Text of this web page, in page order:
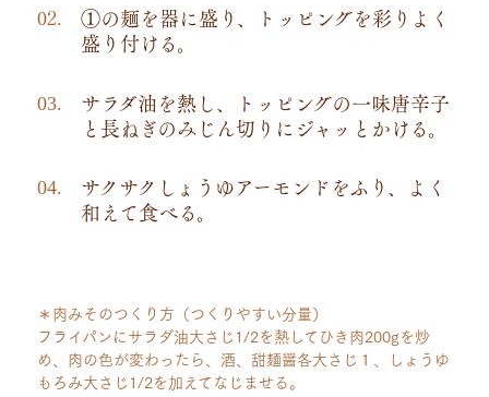
①の麺を器に盛り、トッピングを彩りよく
盛り付ける。
サラダ油を熱し、トッピングの一味唐辛子
と長ねぎのみじん切りにジャッとかける。
サクサクしょうゆアーモンドをふり、よく
和えて食べる。
＊肉みそのつくり方（つくりやすい分量）
フライパンにサラダ油大さじ1/2を熱してひき肉200gを炒
め、肉の色が変わったら、酒、甜麺醤各大さじ１、しょうゆ
もろみ大さじ1/2を加えてなじませる。